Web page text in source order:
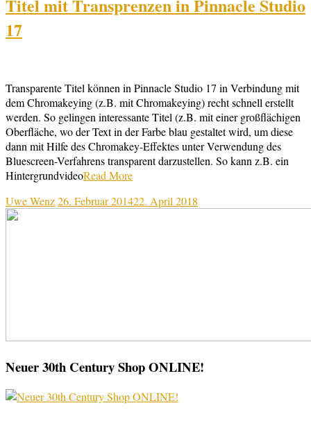
Titel mit Transprenzen in Pinnacle Studio
17
Transparente Titel können in Pinnacle Studio 17 in Verbindung mit
dem Chromakeying (z.B. mit Chromakeying) recht schnell erstellt
werden. So gelingen interessante Titel (z.B. mit einer großflächigen
Oberfläche, wo der Text in der Farbe blau gestaltet wird, um diese
dann mit Hilfe des Chromakey-Effektes unter Verwendung des
Bluescreen-Verfahrens transparent darzustellen. So kann z.B. ein
HintergrundvideoRead More
Uwe Wenz26. Februar 201422. April 2018
Neuer 30th Century Shop ONLINE!